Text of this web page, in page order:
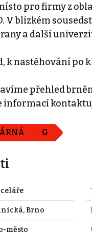
pro firmy z
V blízkém
a další
k nastěhování po
přehled
informací
G
Brno
město